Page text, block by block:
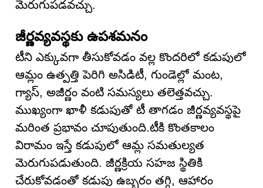
మెరుగుపడవచ్చు.
జీర్ణవ్యవస్థకు ఉపశమనం
టీని ఎక్కువగా తీసుకోవడం వల్ల కొందరిలో కడుపులో
ఆమ్లం ఉత్పత్తి పెరిగి అసిడిటీ, గుండెల్లో మంట,
గ్యాస్, అజీర్ణం వంటి సమస్యలు తలెత్తవచ్చు.
ముఖ్యంగా ఖాళీ కడుపుతో టీ తాగడం జీర్ణవ్యవస్థపై
మరింత ప్రభావం చూపుతుంది.టీకి కొంతకాలం
విరామం ఇస్తే కడుపులో ఆమ్ల సమతుల్యత
మెరుగుపడుతుంది. జీర్ణక్రియ సహజ స్థితికి
చేరుకోవడంతో కడుపు ఉబ్బరం తగ్గి, ఆహారం